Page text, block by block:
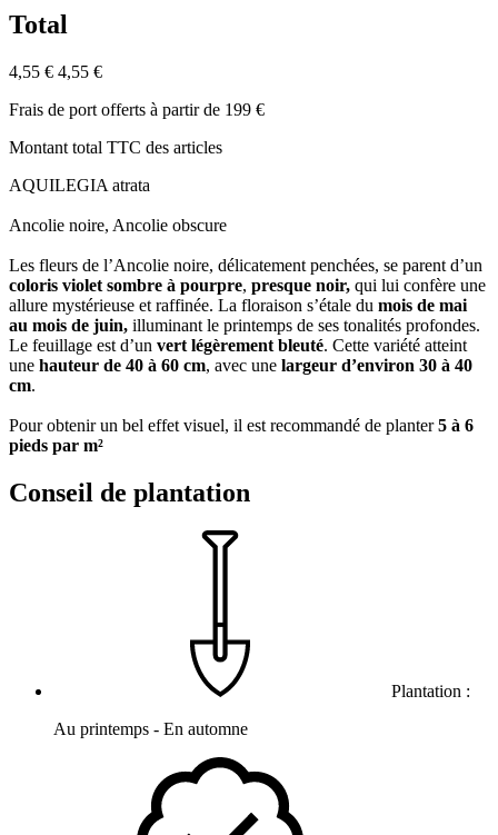
Total
4,55 € 4,55 €
Frais de port offerts à partir de 199 €
Montant total TTC des articles
AQUILEGIA atrata
Ancolie noire, Ancolie obscure
Les fleurs de l’Ancolie noire, délicatement penchées, se parent d’un
coloris violet sombre à pourpre, presque noir, qui lui confère une
allure mystérieuse et raffinée. La floraison s’étale du mois de mai
au mois de juin, illuminant le printemps de ses tonalités profondes.
Le feuillage est d’un vert légèrement bleuté. Cette variété atteint
une hauteur de 40 à 60 cm, avec une largeur d’environ 30 à 40
cm.
Pour obtenir un bel effet visuel, il est recommandé de planter5 à 6
pieds par m²
Conseil de plantation
Plantation :
Au printemps - En automne